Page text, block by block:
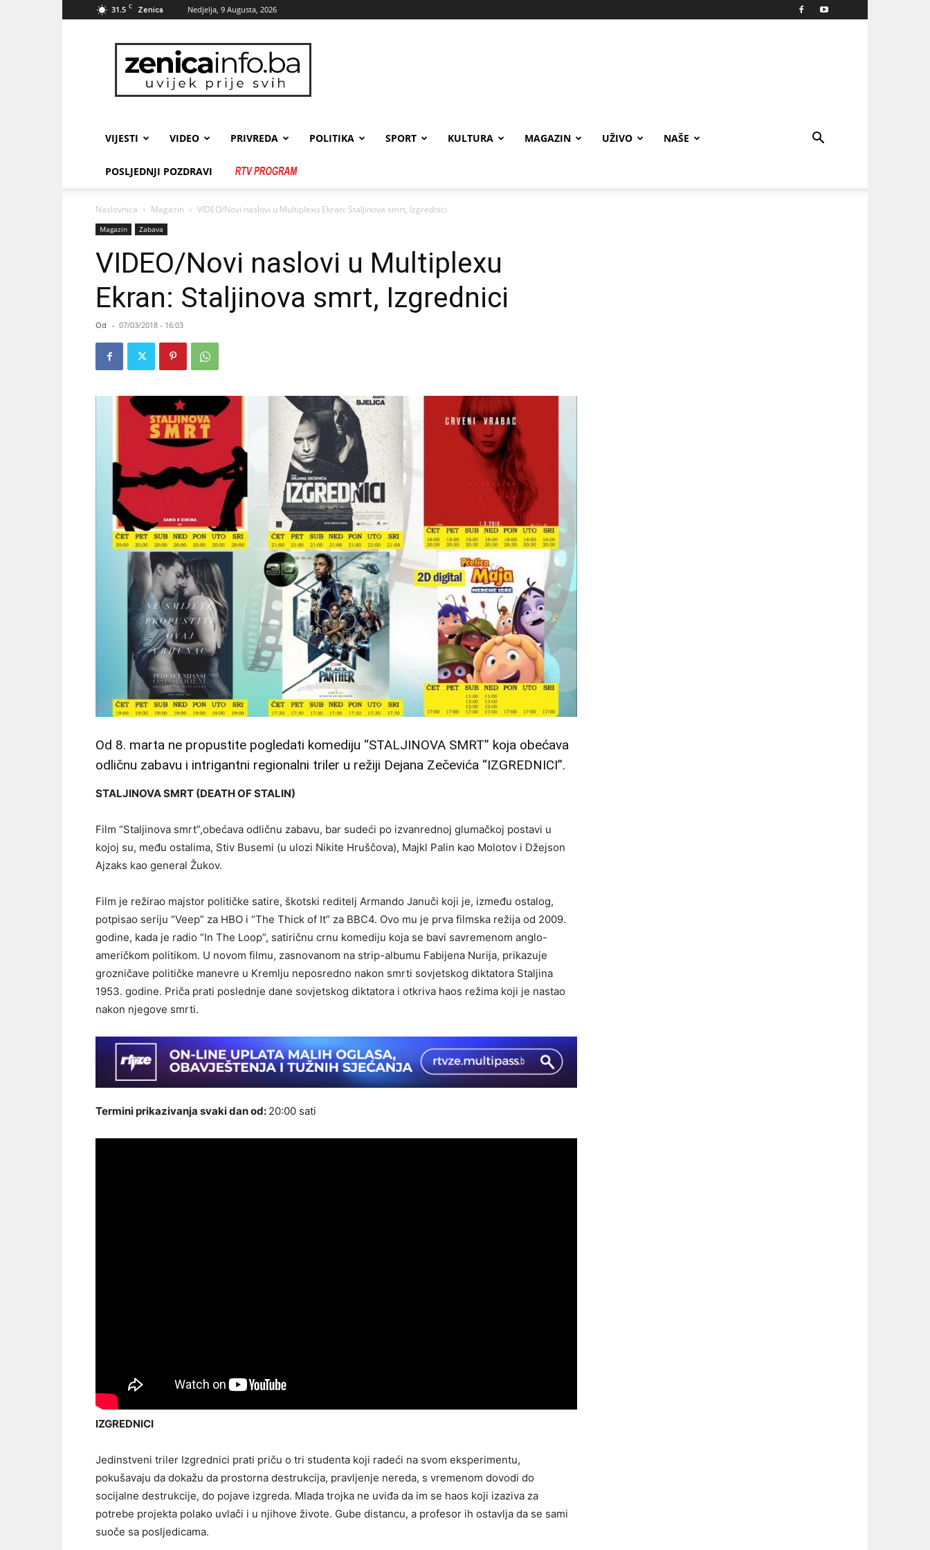
31.5 C Zenica Nedjelja, 9 Augusta, 2026
zenicainfo.ba
VIJESTI VIDEO PRIVREDA POLITIKA SPORT KULTURA MAGAZIN UŽIVO NAŠE
POSLJEDNJI POZDRAVI
Naslovnica Magazin VIDEO/Novi naslovi u Multiplexu Ekran: Staljinova smrt, Izgrednici
Magazin Zabava
VIDEO/Novi naslovi u Multiplexu
Ekran: Staljinova smrt, Izgrednici
Od - 07/03/2018 - 16:03
Od 8. marta ne propustite pogledati komediju “STALJINOVA SMRT” koja obećava
odličnu zabavu i intrigantni regionalni triler u režiji Dejana Zečevića “IZGREDNICI”.
STALJINOVA SMRT (DEATH OF STALIN)
Film “Staljinova smrt”,obećava odličnu zabavu, bar sudeći po izvanrednoj glumačkoj postavi u
kojoj su, među ostalima, Stiv Busemi (u ulozi Nikite Hruščova), Majkl Palin kao Molotov i Džejson
Ajzaks kao general Žukov.
Film je režirao majstor političke satire, škotski reditelj Armando Januči koji je, između ostalog,
potpisao seriju “Veep” za HBO i “The Thick of It” za BBC4. Ovo mu je prva filmska režija od 2009.
godine, kada je radio “In The Loop”, satiričnu crnu komediju koja se bavi savremenom anglo-
američkom politikom. U novom filmu, zasnovanom na strip-albumu Fabijena Nurija, prikazuje
grozničave političke manevre u Kremlju neposredno nakon smrti sovjetskog diktatora Staljina
1953. godine. Priča prati poslednje dane sovjetskog diktatora i otkriva haos režima koji je nastao
nakon njegove smrti.
Termini prikazivanja svaki dan od: 20:00 sati
IZGREDNICI
Jedinstveni triler Izgrednici prati priču o tri studenta koji radeći na svom eksperimentu,
pokušavaju da dokažu da prostorna destrukcija, pravljenje nereda, s vremenom dovodi do
socijalne destrukcije, do pojave izgreda. Mlada trojka ne uviđa da im se haos koji izaziva za
potrebe projekta polako uvlači i u njihove živote. Gube distancu, a profesor ih ostavlja da se sami
suoče sa posljedicama.